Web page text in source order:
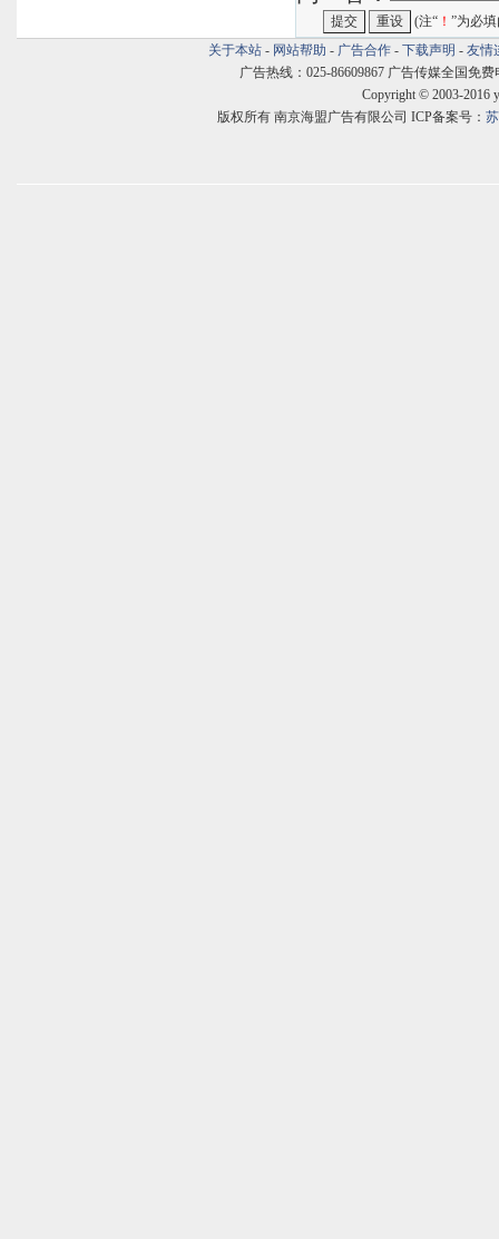
(注“ ！ ”为必
关于本站 - 网站帮助 - 广告合作 - 下载声明 - 友情
广告热线：025-86609867 广告传媒全国免费
Copyright © 2003-2016
版权所有 南京海盟广告有限公司 ICP备案号：